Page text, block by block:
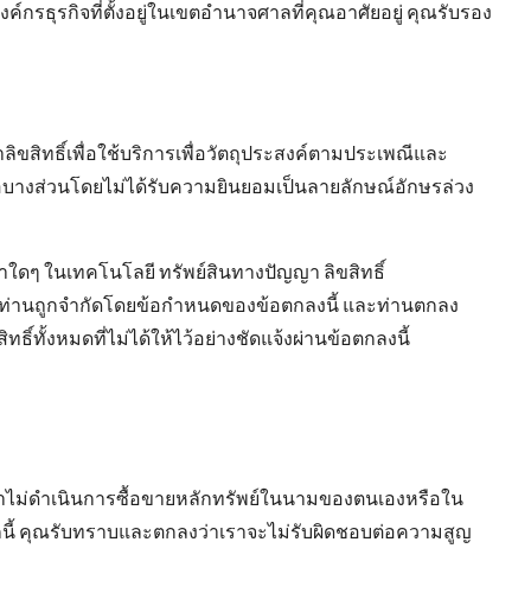
รธุรกิจที่ตั้งอยู่ในเขตอํานาจศาลที่คุณอาศัยอยู่ คุณรับรอง
สิทธิ์เพื่อใช้บริการเพื่อวัตถุประสงค์ตามประเพณีและ
งส่วนโดยไม่ได้รับความยินยอมเป็นลายลักษณ์อักษรล่วง
ดๆ ในเทคโนโลยี ทรัพย์สินทางปัญญา ลิขสิทธิ์
านถูกจำกัดโดยข้อกำหนดของข้อตกลงนี้ และท่านตกลง
ธิ์ทั้งหมดที่ไม่ได้ให้ไว้อย่างชัดแจ้งผ่านข้อตกลงนี้
ม่ดำเนินการซื้อขายหลักทรัพย์ในนามของตนเองหรือใน
คุณรับทราบและตกลงว่าเราจะไม่รับผิดชอบต่อความสูญ